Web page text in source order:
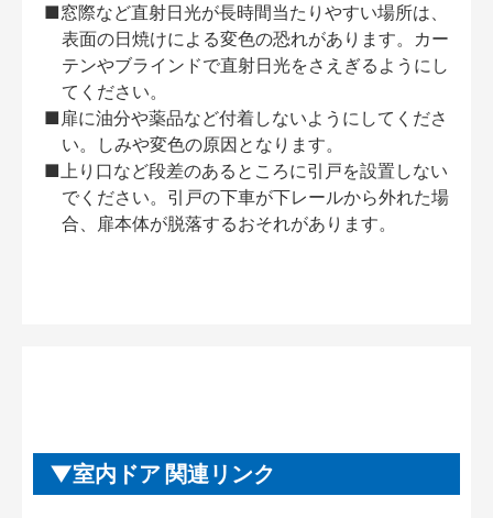
■窓際など直射日光が長時間当たりやすい場所は、
表面の日焼けによる変色の恐れがあります。カー
テンやブラインドで直射日光をさえぎるようにし
てください。
■扉に油分や薬品など付着しないようにしてくださ
い。しみや変色の原因となります。
■上り口など段差のあるところに引戸を設置しない
でください。引戸の下車が下レールから外れた場
合、扉本体が脱落するおそれがあります。
室内ドア 関連リンク